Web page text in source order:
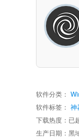
软件分类：
软件标签： 神
下载热度：已
生产日期：黑